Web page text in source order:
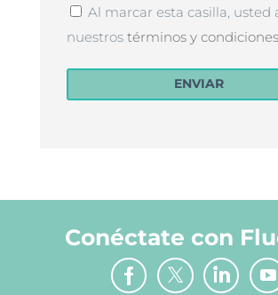
Privacy
Policy*
Al marcar esta casilla, usted
nuestros términos y condiciones
ENVIAR
Conéctate con